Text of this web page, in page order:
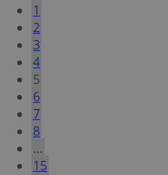
1
2
3
4
5
6
7
8
…
15